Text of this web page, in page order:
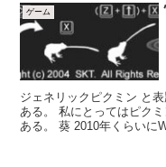
ゲーム
ジェネリックピクミン と
ある。 私にとってはピクミンこそがジェネリックカエリングなので
ある。 葵 2010年くらいにWiiで初めてピクミンに触れたらしいから